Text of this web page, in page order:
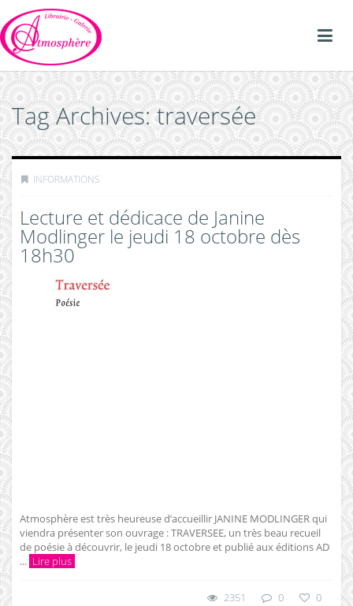
Tag Archives: traversée
INFORMATIONS
Lecture et dédicace de Janine
Modlinger le jeudi 18 octobre dès
18h30
Atmosphère est très heureuse d’accueillir JANINE MODLINGER qui
viendra présenter son ouvrage : TRAVERSEE, un très beau recueil
de poésie à découvrir, le jeudi 18 octobre et publié aux éditions AD
... Lire plus
2351 0 0